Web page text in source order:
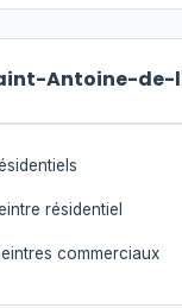
Antoine-
résidentiel
commerciaux